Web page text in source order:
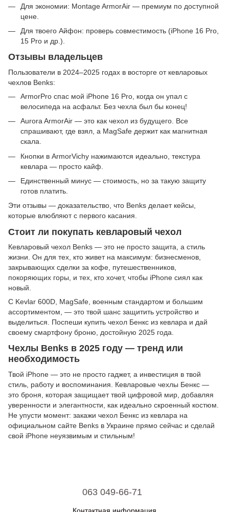
Для экономии: Montage ArmorAir — премиум по доступной
цене.
Для твоего Айфон: проверь совместимость (iPhone 16 Pro,
15 Pro и др.).
Отзывы владельцев
Пользователи в 2024–2025 годах в восторге от кевларовых
чехлов Benks:
ArmorPro спас мой iPhone 16 Pro, когда он упал с
велосипеда на асфальт. Без чехла был бы конец!
Aurora ArmorAir — это как чехол из будущего. Все
спрашивают, где взял, а MagSafe держит как магнитная
скала.
Кнопки в ArmorVichy нажимаются идеально, текстура
кевлара — просто кайф.
Единственный минус — стоимость, но за такую защиту
готов платить.
Эти отзывы — доказательство, что Benks делает кейсы,
которые влюбляют с первого касания.
Стоит ли покупать кевларовый чехол
Кевларовый чехол Benks — это не просто защита, а стиль
жизни. Он для тех, кто живет на максимум: бизнесменов,
закрывающих сделки за кофе, путешественников,
покоряющих горы, и тех, кто хочет, чтобы iPhone сиял как
новый.
С Kevlar 600D, MagSafe, военным стандартом и большим
ассортиментом, — это твой шанс защитить устройство и
выделиться. Поспеши купить чехол Бенкс из кевлара и дай
своему смартфону броню, достойную 2025 года.
Чехлы Benks в 2025 году — тренд или
необходимость
Твой iPhone — это не просто гаджет, а инвестиция в твой
стиль, работу и воспоминания. Кевларовые чехлы Бенкс —
это броня, которая защищает твой цифровой мир, добавляя
уверенности и элегантности, как идеально скроенный костюм.
Не упусти момент: закажи чехол Бенкс из кевлара на
официальном сайте Benks в Украине прямо сейчас и сделай
свой iPhone неуязвимым и стильным!
063 049-66-71